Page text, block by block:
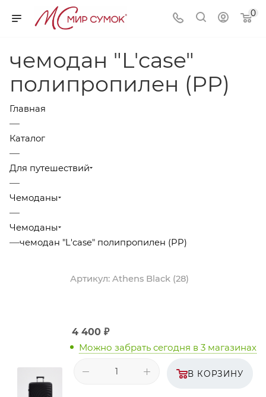
0
чемодан "L'case"
полипропилен (PP)
Главная
—
Каталог
—
Для путешествий
—
Чемоданы
—
Чемоданы
—чемодан "L'case" полипропилен (PP)
Артикул: Athens Black (28)
4 400 ₽
Можно забрать сегодня в 3 магазинах
В КОРЗИНУ